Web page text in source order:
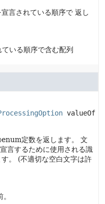
言されている順序で 返し
いる順序で含む配列
valueOf
定数を返します。
文
言するために使用される識
。
(不適切な空白文字は許